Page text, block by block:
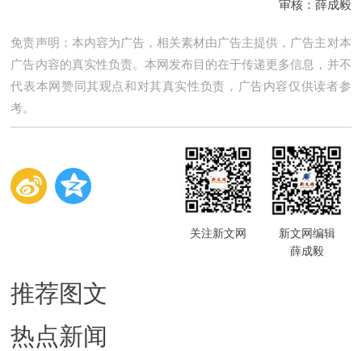
审核：薛成毅
免责声明：本内容为广告，相关素材由广告主提供，广告主对本
广告内容的真实性负责。本网发布目的在于传递更多信息，并不
代表本网赞同其观点和对其真实性负责，广告内容仅供读者参
考。
关注新文网
新文网编辑
薛成毅
推荐图文
热点新闻